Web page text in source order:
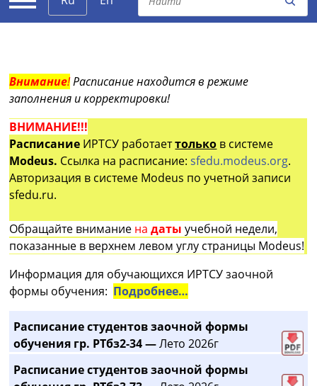
Внимание!Расписание находится в режиме
заполнения и корректировки!
ВНИМАНИЕ!!!
Расписание ИРТСУ работаеттолько в системе
Modeus. Ссылка на расписание:sfedu.modeus.org.
Авторизация в системе Modeus по учетной записи
sfedu.ru.
Обращайте внимание на датыучебной недели,
показанные в верхнем левом углу страницы Modeus!
Информация для обучающихся ИРТСУ заочной
формы обучения: Подробнее…
Расписание студентов заочной формы
обучения гр. РТбз2-34 —Лето 2026г
Расписание студентов заочной формы